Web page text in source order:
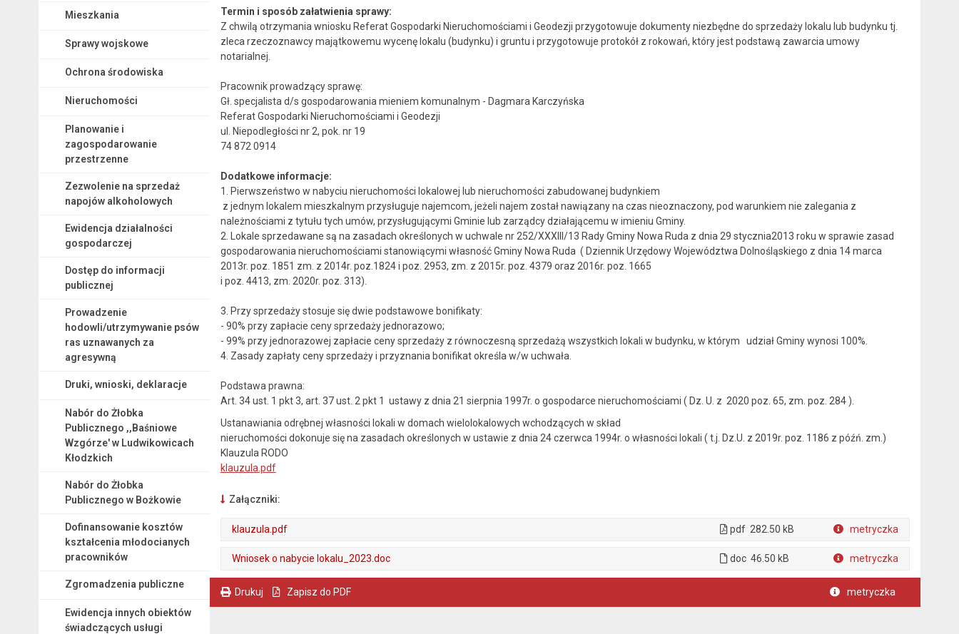
Mieszkania
Sprawy wojskowe
Ochrona środowiska
Nieruchomości
Planowanie i
zagospodarowanie
przestrzenne
Zezwolenie na sprzedaż
napojów alkoholowych
Ewidencja działalności
gospodarczej
Dostęp do informacji
publicznej
Prowadzenie
hodowli/utrzymywanie psów
ras uznawanych za
agresywną
Druki, wnioski, deklaracje
Nabór do Żłobka
Publicznego ,,Baśniowe
Wzgórze' w Ludwikowicach
Kłodzkich
Nabór do Żłobka
Publicznego w Bożkowie
Dofinansowanie kosztów
kształcenia młodocianych
pracowników
Zgromadzenia publiczne
Ewidencja innych obiektów
świadczących usługi
Termin i sposób załatwienia sprawy:
Z chwilą otrzymania wniosku Referat Gospodarki Nieruchomościami i Geodezji przygotowuje dokumenty niezbędne do sprzedaży lokalu lub budynku tj.
zleca rzeczoznawcy majątkowemu wycenę lokalu (budynku) i gruntu i przygotowuje protokół z rokowań, który jest podstawą zawarcia umowy
notarialnej.
Pracownik prowadzący sprawę:
Gł. specjalista d/s gospodarowania mieniem komunalnym - Dagmara Karczyńska
Referat Gospodarki Nieruchomościami i Geodezji
ul. Niepodległości nr 2, pok. nr 19
74 872 0914
Dodatkowe informacje:
1. Pierwszeństwo w nabyciu nieruchomości lokalowej lub nieruchomości zabudowanej budynkiem
z jednym lokalem mieszkalnym przysługuje najemcom, jeżeli najem został nawiązany na czas nieoznaczony, pod warunkiem nie zalegania z
należnościami z tytułu tych umów, przysługującymi Gminie lub zarządcy działającemu w imieniu Gminy.
2. Lokale sprzedawane są na zasadach określonych w uchwale nr 252/XXXIII/13 Rady Gminy Nowa Ruda z dnia 29 stycznia2013 roku w sprawie zasad
gospodarowania nieruchomościami stanowiącymi własność Gminy Nowa Ruda ( Dziennik Urzędowy Województwa Dolnośląskiego z dnia 14 marca
2013r. poz. 1851 zm. z 2014r. poz.1824 i poz. 2953, zm. z 2015r. poz. 4379 oraz 2016r. poz. 1665
i poz. 4413, zm. 2020r. poz. 313).
3. Przy sprzedaży stosuje się dwie podstawowe bonifikaty:
- 90% przy zapłacie ceny sprzedaży jednorazowo;
- 99% przy jednorazowej zapłacie ceny sprzedaży z równoczesną sprzedażą wszystkich lokali w budynku, w którym udział Gminy wynosi 100%.
4. Zasady zapłaty ceny sprzedaży i przyznania bonifikat określa w/w uchwała.
Podstawa prawna:
Art. 34 ust. 1 pkt 3, art. 37 ust. 2 pkt 1 ustawy z dnia 21 sierpnia 1997r. o gospodarce nieruchomościami ( Dz. U. z 2020 poz. 65, zm. poz. 284 ).
Ustanawiania odrębnej własności lokali w domach wielolokalowych wchodzących w skład
nieruchomości dokonuje się na zasadach określonych w ustawie z dnia 24 czerwca 1994r. o własności lokali ( t.j. Dz.U. z 2019r. poz. 1186 z późń. zm.)
Klauzula RODO
klauzula.pdf
Załączniki:
klauzula.pdf pdf 282.50 kB metryczka
Wniosek o nabycie lokalu_2023.doc doc 46.50 kB metryczka
Drukuj Zapisz do PDF metryczka